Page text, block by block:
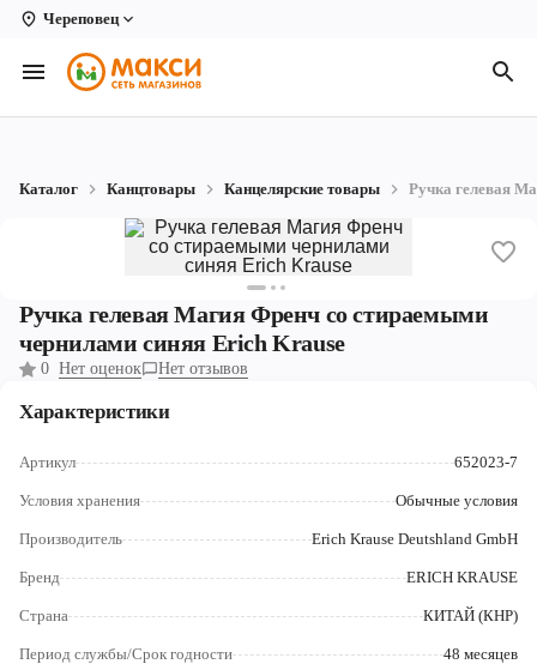
Череповец
Вологда
Архангельск
Коряжма
Котлас
Новодвинск
Северодвинск
Череповец
Каталог Канцтовары Канцелярские товары Ручка гелевая
Ручка гелевая Магия Френч сo стираемыми
чернилами синяя Erich Krause
0 Нет оценок Нет отзывов
Характеристики
Артикул 652023-7
Условия хранения Обычные условия
Производитель Erich Krause Deutshland GmbH
Бренд ERICH KRAUSE
Страна КИТАЙ (КНР)
Период службы/Срок годности 48 месяцев